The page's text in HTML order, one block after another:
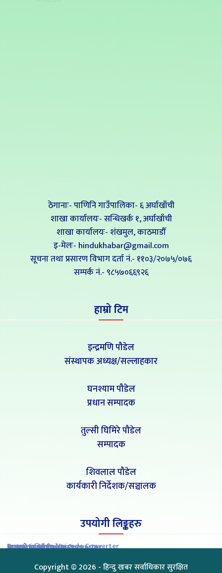
ठेगानाः- पाणिनि गाउँपालिका- ६ अर्घाखाँची
शाखा कार्यालयः- सन्धिखर्क १, अर्घाखाँची
शाखा कार्यालयः- शंखमुल, काठमाडौँ
इ-मेलः- hindukhabar@gmail.com
सूचना तथा प्रसारण विभाग दर्ता नं.- ११०३/२०७५/०७६
सम्पर्क नं‍.- ९८५७०६६९२६
हाम्रो टिम
इन्द्रमणि पौडेल
संस्थापक अध्यक्ष/सल्लाहकार
घनश्याम पौडेल
प्रधान सम्पादक
तुल्सी घिमिरे पौडेल
सम्पादक
शिवलाल पौडेल
कार्यकारी निर्देशक/सञ्चालक
उपयोगी लिङ्कहरु
Romanized to Unicode Converter
Preeti to Unicode Converter
Unicode to Preeti Converter
आजको राशिफल
आजको सुनचाँदीको मुल्य
Copyright ©2026 - हिन्दु खबर सर्वाधिकार सुरक्षित